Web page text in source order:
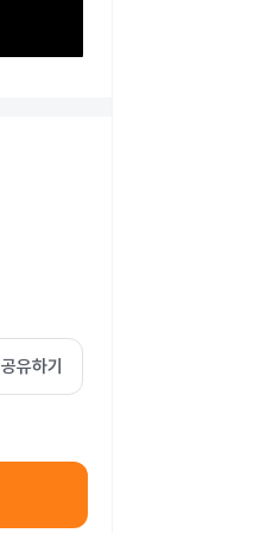
공유하기